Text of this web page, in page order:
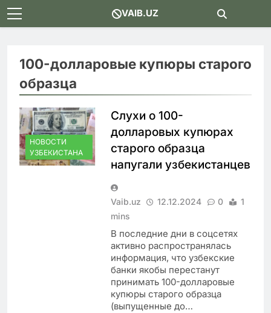
Skip
to
VAIB.UZ
100-долларовые купюры старого
образца
НОВОСТИ
УЗБЕКИСТАНА
Слухи о 100-
долларовых купюрах
старого образца
напугали узбекистанцев
Vaib.uz 12.12.2024 0
1
mins
В последние дни в соцсетях
активно распространялась
информация, что узбекские
банки якобы перестанут
принимать 100-долларовые
купюры старого образца
(выпущенные до…